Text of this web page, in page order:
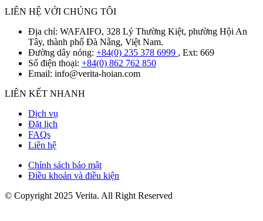
LIÊN HỆ VỚI CHÚNG TÔI
Địa chỉ: WAFAIFO, 328 Lý Thường Kiệt, phường Hội An
Tây, thành phố Đà Nẵng, Việt Nam.
Đường dây nóng: +84(0) 235 378 6999 , Ext: 669
Số điện thoại: +84(0) 862 762 850
Email: info@verita-hoian.com
LIÊN KẾT NHANH
Dịch vụ
Đặt lịch
FAQs
Liên hệ
Chính sách bảo mật
Điều khoản và điều kiện
© Copyright 2025 Verita. All Right Reserved